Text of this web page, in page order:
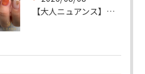
【大人ニュアンス】マグネット×ぷっくりミラーのニュアンスデザイン